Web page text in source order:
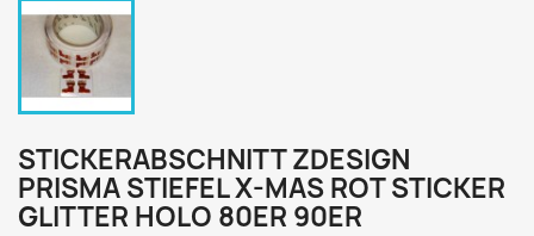
STICKERABSCHNITT ZDESIGN
PRISMA STIEFEL X-MAS ROT STICKER
GLITTER HOLO 80ER 90ER